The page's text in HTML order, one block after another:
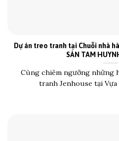
Dự án treo tranh tại Chuỗi nhà
SẢN TAM
Cùng chiêm ngưỡng những
tranh Jenhouse tại Vựa